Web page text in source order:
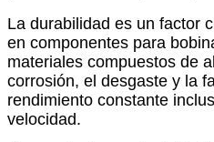
La durabilidad es un factor
en componentes para
materiales compuestos de
corrosión, el desgaste y la
rendimiento constante
velocidad.